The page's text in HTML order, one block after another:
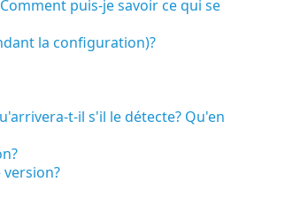
puis-je savoir ce qui se
la configuration)?
t-il s'il le détecte? Qu'en
version?